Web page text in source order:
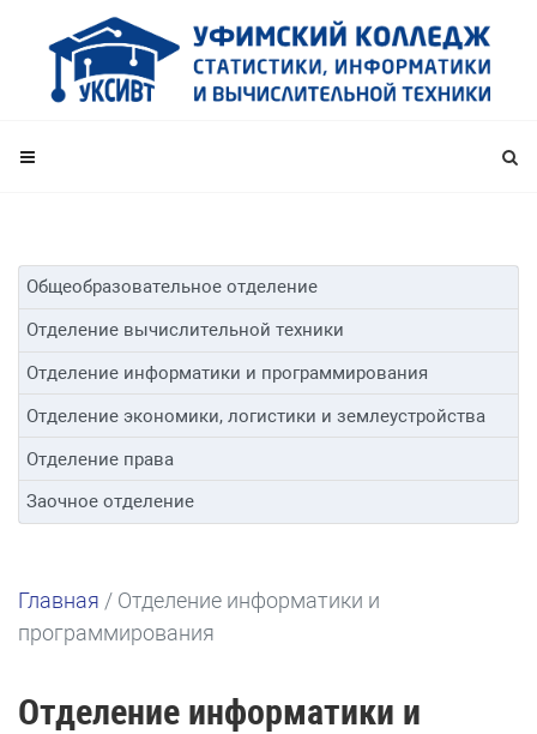
Общеобразовательное отделение
Отделение вычислительной техники
Отделение информатики и программирования
Отделение экономики, логистики и землеустройства
Отделение права
Заочное отделение
Главная / Отделение информатики и
программирования
Отделение информатики и